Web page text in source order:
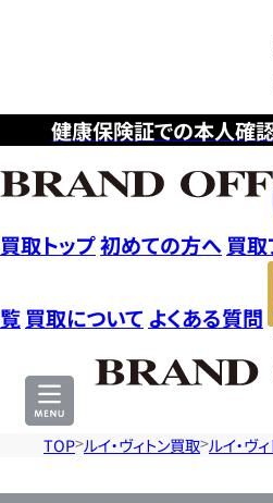
健康保険証での本人確
買取トップ初めての方へ 買
覧 買取について よくある質問
TOP ルイ・ヴィトン買取 ルイ・ヴ